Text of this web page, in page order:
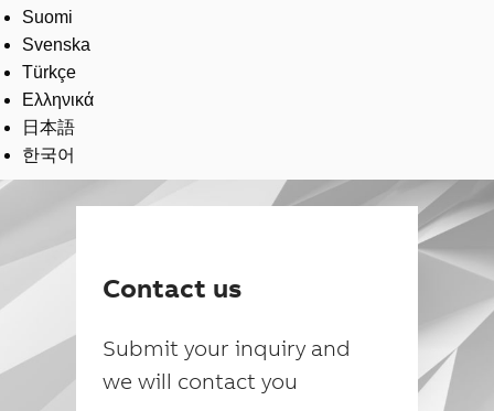
Suomi
Svenska
Türkçe
Ελληνικά
日本語
한국어
Contact us
Submit your inquiry and
we will contact you